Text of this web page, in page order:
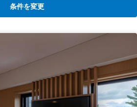
条件を変更